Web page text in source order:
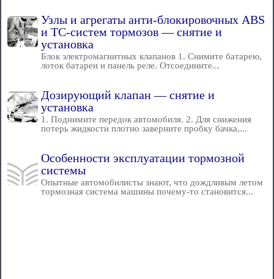
Узлы и агрегаты анти-блокировочных ABS
и ТС-систем тормозов — снятие и
установка
Блок электромагнитных клапанов 1. Снимите батарею,
лоток батареи и панель реле. Отсоедините...
Дозирующий клапан — снятие и
установка
1. Поднимите передок автомобиля. 2. Для снижения
потерь жидкости плотно заверните пробку бачка,...
Особенности эксплуатации тормозной
системы
Опытные автомобилисты знают, что дождливым летом
тормозная система машины почему-то становится...